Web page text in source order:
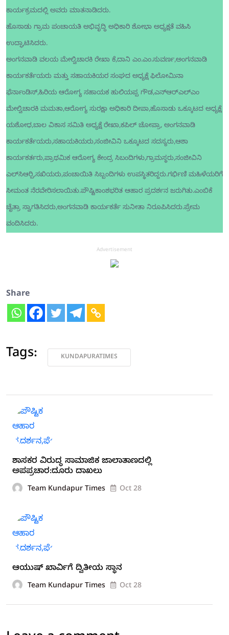
ಕಾರ್ಯಕ್ರಮದಲ್ಲಿ ಅವರು ಮಾತನಾಡಿದರು.
ಹೊಸಾಡು ಗ್ರಾಮ ಪಂಚಾಯತಿ ಅಭಿವೃದ್ಧಿ ಅಧಿಕಾರಿ ಶೋಭಾ ಅಧ್ಯಕ್ಷತೆ ವಹಿಸಿ
ಉದ್ಘಾಟಿಸಿದರು.
ಅಂಗನವಾಡಿ ವಲಯ ಮೇಲ್ವಿಚಾರಕಿ ರೇಖಾ ಕೆ,ದಾನಿ ಎಂ.ಎಂ.ಸುವರ್ಣ,ಅಂಗನವಾಡಿ
ಕಾರ್ಯಕರ್ತೆಯರು ಮತ್ತು ಸಹಾಯಕಿಯರ ಸಂಘದ ಅಧ್ಯಕ್ಷೆ ಫಿಲೋಮಿನಾ
ಫೆರ್ನಾಂಡಿಸ್,ಹಿರಿಯ ಆರೋಗ್ಯ ಸಹಾಯಕ ಹುಲಿಯಪ್ಪ ಗೌಡ,ಎನ್‍ಆರ್‍ಎಲ್‍ಎಂ
ಮೇಲ್ವಿಚಾರಕಿ ಮಮತಾ,ಆರೋಗ್ಯ ಸುರಕ್ಷಾ ಅಧಿಕಾರಿ ದೀಪಾ,ಹೊಸಾಡು ಒಕ್ಕೂಟದ ಅಧ್ಯಕ್ಷೆ
ಯಶೋಧ,ಬಾಲ ವಿಕಾಸ ಸಮಿತಿ ಅಧ್ಯಕ್ಷೆ ರೇಖಾ,ಕಪಿಲ್ ಚೋಪ್ರಾ, ಅಂಗನವಾಡಿ
ಕಾರ್ಯಕರ್ತೆಯರು,ಸಹಾಯಕಿಯರು,ಸಂಜೀವಿನಿ ಒಕ್ಕೂಟದ ಸದಸ್ಯರು,ಆಶಾ
ಕಾರ್ಯಕರ್ತರು,ಪ್ರಾಥಮಿಕ ಆರೋಗ್ಯ ಕೇಂದ್ರ ಸಿಬಂದಿಗಳು,ಗ್ರಾಮಸ್ಥರು,ಸಂಜೀವಿನಿ
ಎಲ್‍ಸಿಆರ್‍ಪಿ,ಸಖಿಯರು,ಪಂಚಾಯಿತಿ ಸಿಬ್ಬಂದಿಗಳು ಉಪಸ್ಥಿತರಿದ್ದರು.ಗರ್ಭಿಣಿ ಮಹಿಳೆಯರಿಗೆ
ಸೀಮಂತ ನೆರವೇರಿಸಲಾಯಿತು.ಪೌಷ್ಟಿಕಾಂಶಭರಿತ ಆಹಾರ ಪ್ರದರ್ಶನ ಜರುಗಿತು.ಎಂಬಿಕೆ
ಚೈತ್ರಾ ಸ್ವಾಗತಿಸಿದರು,ಅಂಗನವಾಡಿ ಕಾರ್ಯಕರ್ತೆ ಸುನೀತಾ ನಿರೂಪಿಸಿದರು.ಪ್ರೇಮ
ವಂದಿಸಿದರು.
Advertisement
Share
Tags: KUNDAPURATIMES
ಶಾಸಕರ ವಿರುದ್ಧ ಸಾಮಾಜಿಕ ಜಾಲಾತಾಣದಲ್ಲಿ
ಅಪಪ್ರಚಾರ:ದೂರು ದಾಖಲು
Team Kundapur Times Oct 28
ಆಯುಷ್ ಖಾರ್ವಿಗೆ ದ್ವಿತೀಯ ಸ್ಥಾನ
Team Kundapur Times Oct 28